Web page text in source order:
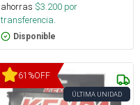
ahorras $3.200 por
transferencia.
Disponible
61 %OFF
ÚLTIMA UNIDAD